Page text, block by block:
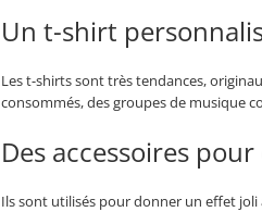
Un t-shirt
Les t-shirts sont très tendances,
consommés, des groupes de musique
Des accessoires
Ils sont utilisés pour donner un effet